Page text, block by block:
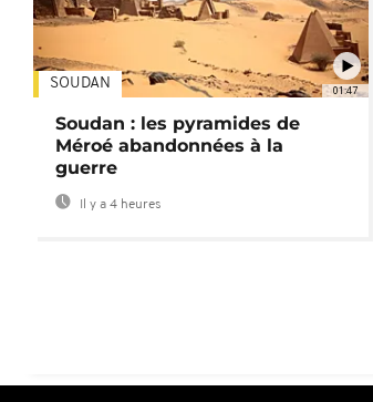
01:47
SOUDAN
Soudan : les pyramides de
Méroé abandonnées à la
guerre
Il y a 4 heures